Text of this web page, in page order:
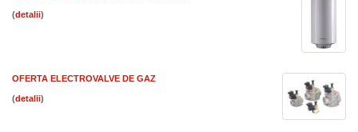
( )
OFERTA ELECTROVALVE DE GAZ
( )